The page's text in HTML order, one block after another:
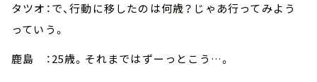
タツオ：で、行動に移したのは何歳？じゃあ行ってみよう
っていう。
鹿島 ：25歳。それまではずーっとこう…。